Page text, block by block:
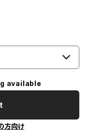
available
方向け